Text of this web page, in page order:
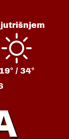
19° / 34°